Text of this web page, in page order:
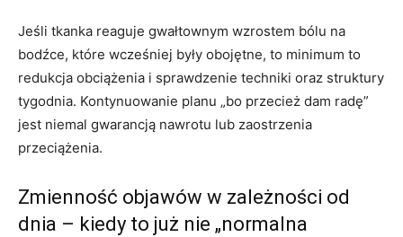
Jeśli tkanka reaguje gwałtownym wzrostem bólu na
bodźce, które wcześniej były obojętne, to minimum to
redukcja obciążenia i sprawdzenie techniki oraz struktury
tygodnia. Kontynuowanie planu „bo przecież dam radę”
jest niemal gwarancją nawrotu lub zaostrzenia
przeciążenia.
Zmienność objawów w zależności od
dnia – kiedy to już nie „normalna